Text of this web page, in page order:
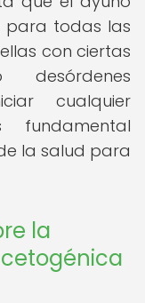
para todas las
con ciertas
cualquier
la salud para
la